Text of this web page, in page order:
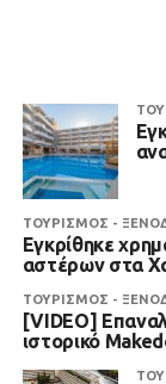
ΤΟΥΡΙΣΜΟΣ -
Εγκρίθηκε
αστέρων στα
ΤΟΥΡΙΣΜΟΣ -
[VIDEO]
ιστορικό